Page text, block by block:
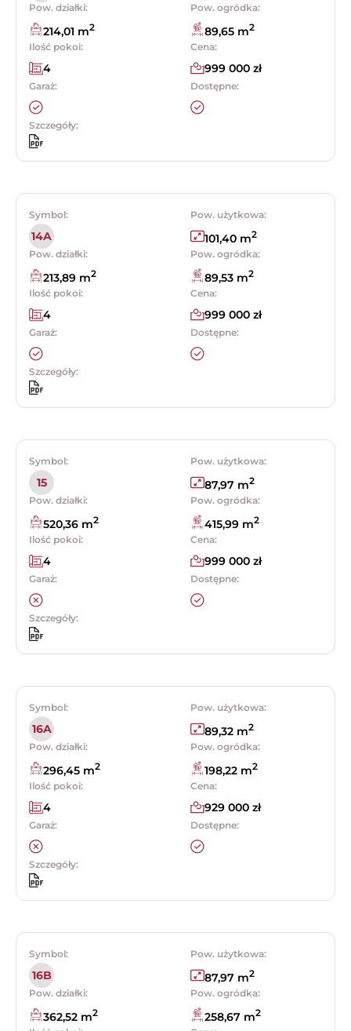
Pow. działki:
214,01 m2
Pow. ogródka:
89,65 m2
Ilość pokoi:
4
Cena:
999 000 zł
Garaż: Dostępne:
Szczegóły:
Symbol:
14A
Pow. użytkowa:
101,40 m2
Pow. działki:
213,89 m2
Pow. ogródka:
89,53 m2
Ilość pokoi:
4
Cena:
999 000 zł
Garaż: Dostępne:
Szczegóły:
Symbol:
15
Pow. użytkowa:
87,97 m2
Pow. działki:
520,36 m2
Pow. ogródka:
415,99 m2
Ilość pokoi:
4
Cena:
999 000 zł
Garaż: Dostępne:
Szczegóły:
Symbol:
16A
Pow. użytkowa:
89,32 m2
Pow. działki:
296,45 m2
Pow. ogródka:
198,22 m2
Ilość pokoi:
4
Cena:
929 000 zł
Garaż: Dostępne:
Szczegóły:
Symbol:
16B
Pow. użytkowa:
87,97 m2
Pow. działki:
362,52 m2
Pow. ogródka:
258,67 m2